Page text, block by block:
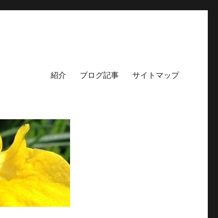
紹介 ブログ記事 サイトマップ